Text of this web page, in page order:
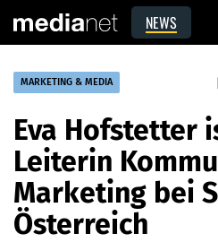
NEWS
MARKETING & MEDIA
Eva Hofstetter
Leiterin
Marketing bei
Österreich